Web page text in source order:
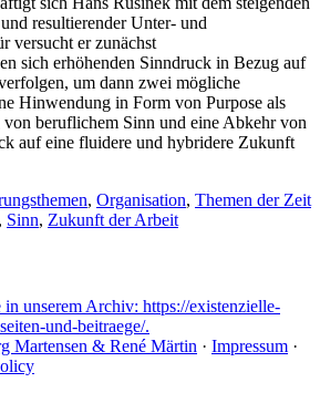
resultierender Unter‐ und
versucht er zunächst
sich erhöhenden Sinndruck in Bezug auf
um dann zwei mögliche
Hinwendung in Form von Purpose als
von beruflichem Sinn und eine Abkehr von
auf eine fluidere und hybridere Zukunft
, Organisation, Themen der Zeit
, Sinn, Zukunft der Arbeit
unserem Archiv: https://existenzielle-
und-beitraege/.
Martensen & René Märtin · Impressum ·